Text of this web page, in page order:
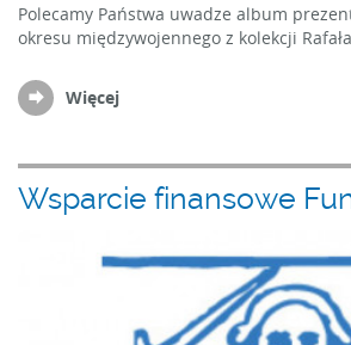
Polecamy Państwa uwadze album
okresu międzywojennego z kolekcji
Więcej
Wsparcie finansowe